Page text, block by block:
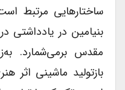
ساختارهایی مرتبط
بنیامین در یادداشتی
مقدس برمی‌شمارد.
بازتولید ماشینی اثر